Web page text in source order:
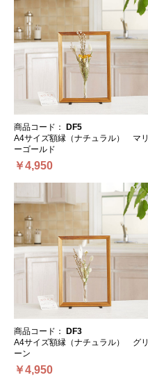
商品コード：
DF5
A4サイズ額縁（ナチュラル） マリ
ーゴールド
￥4,950
商品コード：
DF3
A4サイズ額縁（ナチュラル） グリ
ーン
￥4,950